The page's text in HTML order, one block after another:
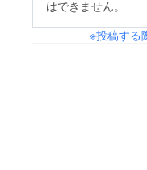
はできません。
※投稿する